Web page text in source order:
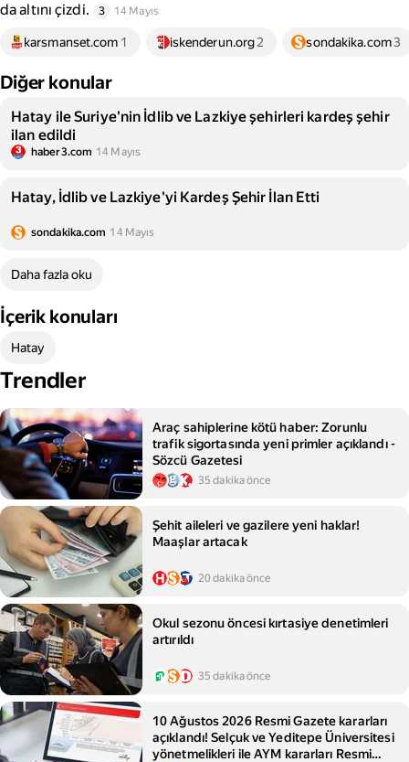
da altını çizdi.
3 14 Mayıs
karsmanset.com 1 iskenderun.org2 sondakika.com3
Diğer konular
Hatay ile Suriye'nin İdlib ve Lazkiye şehirleri kardeş şehir
ilan edildi
haber3.com 14 Mayıs
Hatay, İdlib ve Lazkiye'yi Kardeş Şehir İlan Etti
sondakika.com 14 Mayıs
Daha fazla oku
İçerik konuları
Hatay
Trendler
Araç sahiplerine kötü haber: Zorunlu
trafik sigortasında yeni primler açıklandı -
Sözcü Gazetesi
35 dakika önce
Şehit aileleri ve gazilere yeni haklar!
Maaşlar artacak
20 dakika önce
Okul sezonu öncesi kırtasiye denetimleri
artırıldı
35 dakika önce
10 Ağustos 2026 Resmi Gazete kararları
açıklandı! Selçuk ve Yeditepe Üniversitesi
yönetmelikleri ile AYM kararları Resmi